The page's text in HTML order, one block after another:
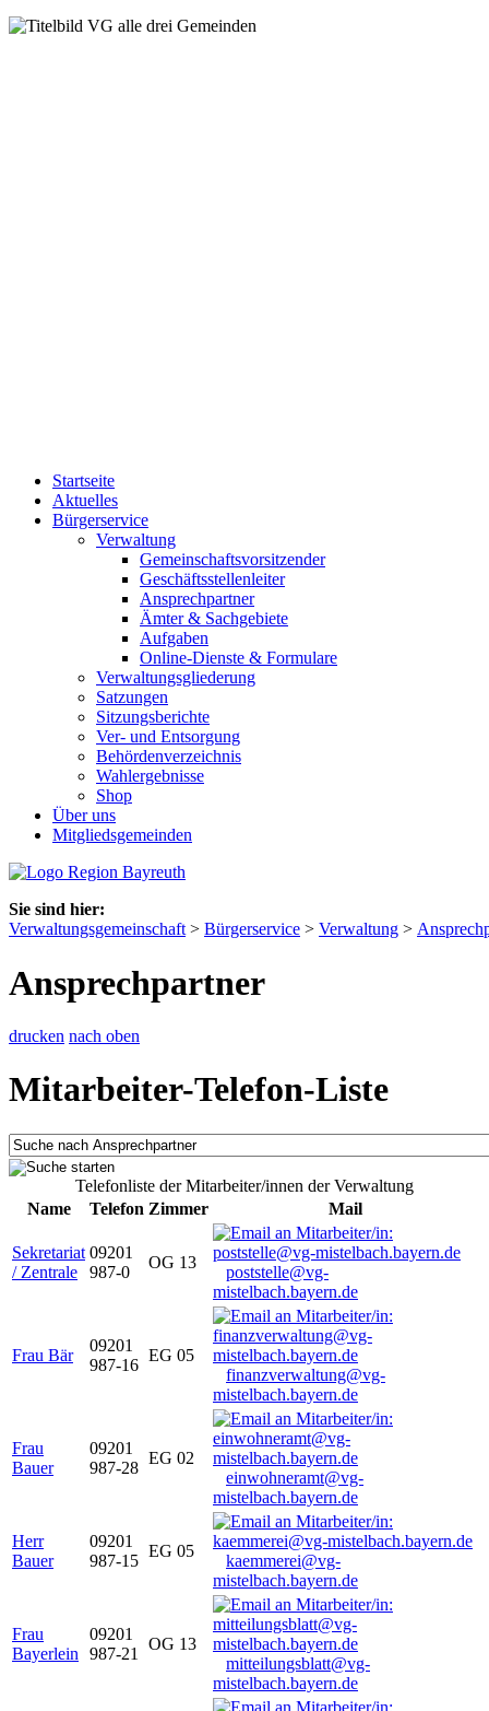
Startseite
Aktuelles
Bürgerservice
Verwaltung
Gemeinschaftsvorsitzender
Geschäftsstellenleiter
Ansprechpartner
Ämter & Sachgebiete
Aufgaben
Online-Dienste & Formulare
Verwaltungsgliederung
Satzungen
Sitzungsberichte
Ver- und Entsorgung
Behördenverzeichnis
Wahlergebnisse
Shop
Über uns
Mitgliedsgemeinden
Sie sind hier:
Verwaltungsgemeinschaft > Bürgerservice > Verwaltung >
Ansprechpartner
drucken nach oben
Mitarbeiter-Telefon-Liste
Telefonliste der Mitarbeiter/innen der Verwaltung
Name
Telefon Zimmer Mail
Sekretariat
/ Zentrale
09201
987-0
OG 13
poststelle@vg-
mistelbach.bayern.de
Frau Bär
09201
987-16
EG 05
finanzverwaltung@vg-
mistelbach.bayern.de
Frau
Bauer
09201
987-28
EG 02
einwohneramt@vg-
mistelbach.bayern.de
Herr
Bauer
09201
987-15
EG 05
kaemmerei@vg-
mistelbach.bayern.de
Frau
Bayerlein
09201
987-21
OG 13
mitteilungsblatt@vg-
mistelbach.bayern.de